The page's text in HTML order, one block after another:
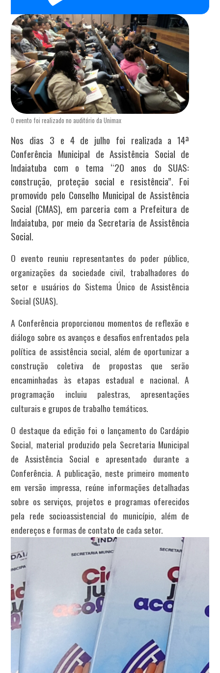
O evento foi realizado no auditório da Unimax
Nos dias 3 e 4 de julho foi realizada a 14ª
Conferência Municipal de Assistência Social de
Indaiatuba com o tema “20 anos do SUAS:
construção, proteção social e resistência”. Foi
promovido pelo Conselho Municipal de Assistência
Social (CMAS), em parceria com a Prefeitura de
Indaiatuba, por meio da Secretaria de Assistência
Social.
O evento reuniu representantes do poder público,
organizações da sociedade civil, trabalhadores do
setor e usuários do Sistema Único de Assistência
Social (SUAS).
A Conferência proporcionou momentos de reflexão e
diálogo sobre os avanços e desafios enfrentados pela
política de assistência social, além de oportunizar a
construção coletiva de propostas que serão
encaminhadas às etapas estadual e nacional. A
programação incluiu palestras, apresentações
culturais e grupos de trabalho temáticos.
O destaque da edição foi o lançamento do Cardápio
Social, material produzido pela Secretaria Municipal
de Assistência Social e apresentado durante a
Conferência. A publicação, neste primeiro momento
em versão impressa, reúne informações detalhadas
sobre os serviços, projetos e programas oferecidos
pela rede socioassistencial do município, além de
endereços e formas de contato de cada setor.